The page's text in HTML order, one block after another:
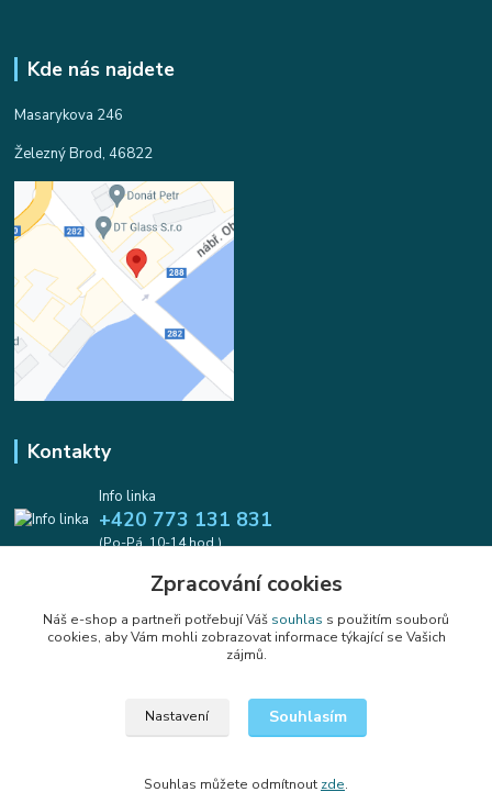
Kde nás najdete
Masarykova 246
Železný Brod, 46822
Kontakty
Info linka
+420 773 131 831
(Po-Pá, 10-14 hod.)
info@koralkomat.cz
Upravit sběr cookies.
Zpracování cookies
Náš e-shop a partneři potřebují Váš souhlas s použitím souborů
cookies, aby Vám mohli zobrazovat informace týkající se Vašich
zájmů.
Nastavení Souhlasím
Souhlas můžete odmítnout zde.